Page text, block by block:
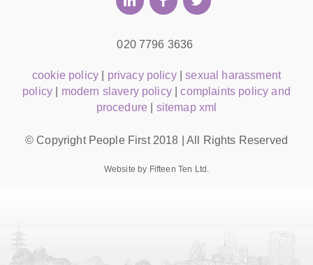
020 7796 3636
cookie policy privacy policy|sexual harassment
policy
modern slavery policy|complaints policy and
procedure
sitemap xml
© Copyright People First 2018 | All Rights Reserved
Website by Fifteen Ten Ltd.